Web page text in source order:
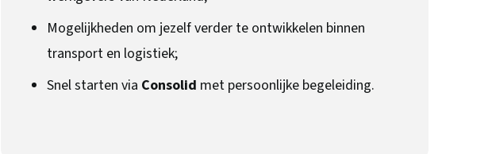
Mogelijkheden om jezelf verder te ontwikkelen binnen
transport en logistiek;
Snel starten via Consolid met persoonlijke begeleiding.